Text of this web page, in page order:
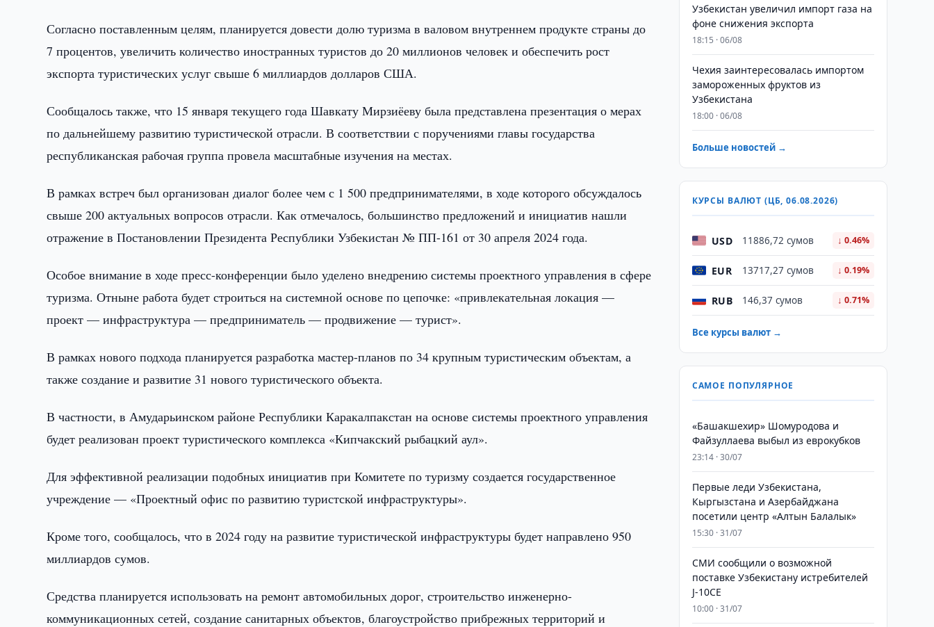
Согласно поставленным целям, планируется довести долю туризма в валовом внутреннем продукте страны до
7 процентов, увеличить количество иностранных туристов до 20 миллионов человек и обеспечить рост
экспорта туристических услуг свыше 6 миллиардов долларов США.
Сообщалось также, что 15 января текущего года Шавкату Мирзиёеву была представлена презентация о мерах
по дальнейшему развитию туристической отрасли. В соответствии с поручениями главы государства
республиканская рабочая группа провела масштабные изучения на местах.
В рамках встреч был организован диалог более чем с 1 500 предпринимателями, в ходе которого обсуждалось
свыше 200 актуальных вопросов отрасли. Как отмечалось, большинство предложений и инициатив нашли
отражение в Постановлении Президента Республики Узбекистан № ПП-161 от 30 апреля 2024 года.
Особое внимание в ходе пресс-конференции было уделено внедрению системы проектного управления в сфере
туризма. Отныне работа будет строиться на системной основе по цепочке: «привлекательная локация —
проект — инфраструктура — предприниматель — продвижение — турист».
В рамках нового подхода планируется разработка мастер-планов по 34 крупным туристическим объектам, а
также создание и развитие 31 нового туристического объекта.
В частности, в Амударьинском районе Республики Каракалпакстан на основе системы проектного управления
будет реализован проект туристического комплекса «Кипчакский рыбацкий аул».
Для эффективной реализации подобных инициатив при Комитете по туризму создается государственное
учреждение — «Проектный офис по развитию туристской инфраструктуры».
Кроме того, сообщалось, что в 2024 году на развитие туристической инфраструктуры будет направлено 950
миллиардов сумов.
Средства планируется использовать на ремонт автомобильных дорог, строительство инженерно-
коммуникационных сетей, создание санитарных объектов, благоустройство прибрежных территорий и
Узбекистан увеличил импорт газа на
фоне снижения экспорта
18:15 · 06/08
Чехия заинтересовалась импортом
замороженных фруктов из
Узбекистана
18:00 · 06/08
Больше новостей →
КУРСЫ ВАЛЮТ (ЦБ, 06.08.2026)
USD 11886,72 сумов ↓ 0.46%
EUR 13717,27 сумов ↓ 0.19%
RUB 146,37 сумов ↓ 0.71%
Все курсы валют →
САМОЕ ПОПУЛЯРНОЕ
«Башакшехир» Шомуродова и
Файзуллаева выбыл из еврокубков
23:14 · 30/07
Первые леди Узбекистана,
Кыргызстана и Азербайджана
посетили центр «Алтын Балалык»
15:30 · 31/07
СМИ сообщили о возможной
поставке Узбекистану истребителей
J-10CE
10:00 · 31/07